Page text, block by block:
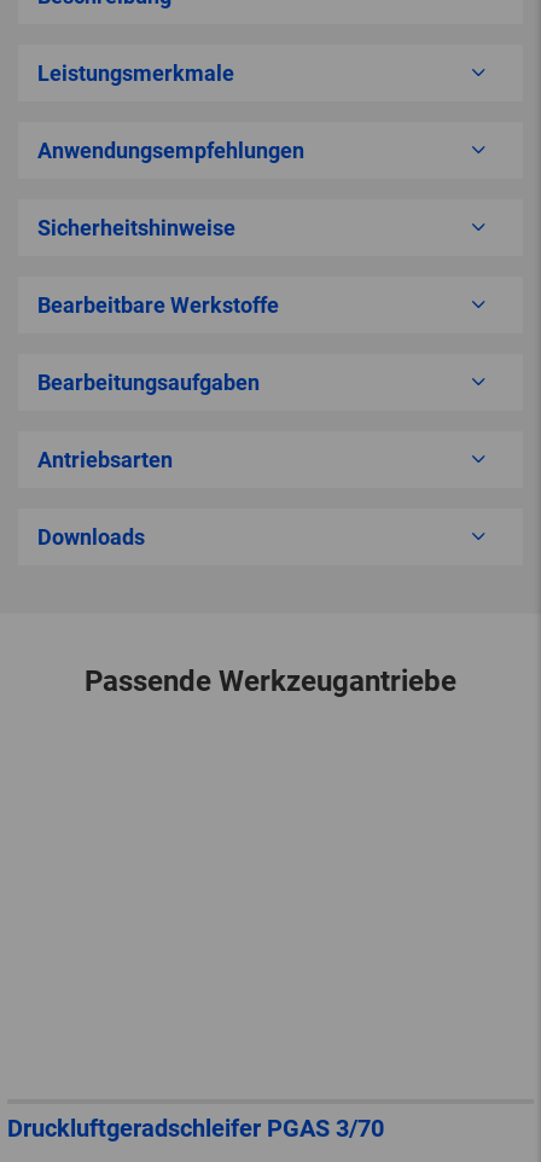
Leistungsmerkmale
Anwendungsempfehlungen
Sicherheitshinweise
Bearbeitbare Werkstoffe
Bearbeitungsaufgaben
Antriebsarten
Downloads
Passende Werkzeugantriebe
Druckluftgeradschleifer PGAS 3/70